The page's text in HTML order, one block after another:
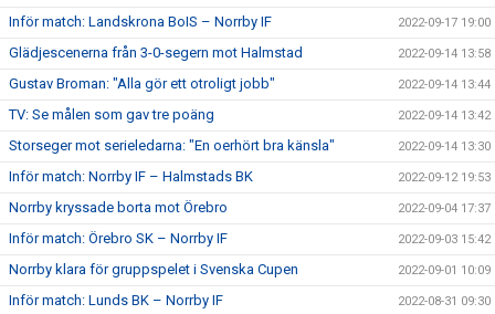
Inför match: Landskrona BoIS – Norrby IF 2022-09-17 19:00
Glädjescenerna från 3-0-segern mot Halmstad 2022-09-14 13:58
Gustav Broman: "Alla gör ett otroligt jobb" 2022-09-14 13:44
TV: Se målen som gav tre poäng 2022-09-14 13:42
Storseger mot serieledarna: "En oerhört bra känsla" 2022-09-14 13:30
Inför match: Norrby IF – Halmstads BK 2022-09-12 19:53
Norrby kryssade borta mot Örebro 2022-09-04 17:37
Inför match: Örebro SK – Norrby IF 2022-09-03 15:42
Norrby klara för gruppspelet i Svenska Cupen 2022-09-01 10:09
Inför match: Lunds BK – Norrby IF 2022-08-31 09:30